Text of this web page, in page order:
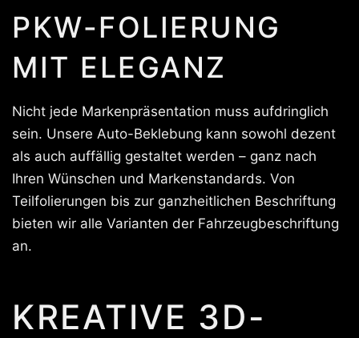
PKW-FOLIERUNG
MIT ELEGANZ
Nicht jede Markenpräsentation muss aufdringlich
sein. Unsere Auto-Beklebung kann sowohl dezent
als auch auffällig gestaltet werden – ganz nach
Ihren Wünschen und Markenstandards. Von
Teilfolierungen bis zur ganzheitlichen Beschriftung
bieten wir alle Varianten der Fahrzeugbeschriftung
an.
KREATIVE 3D-